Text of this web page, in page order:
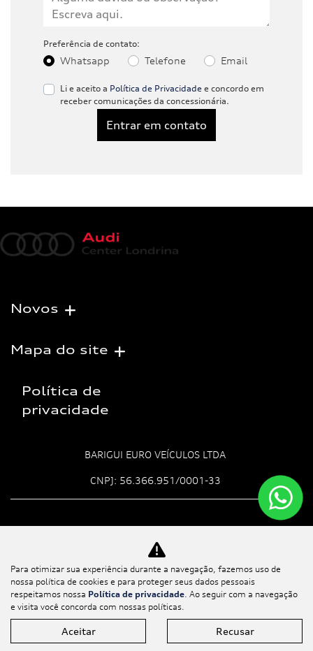
Preferência de contato:
Whatsapp Telefone Email
Li e aceito a Política de Privacidade e concordo em
receber comunicações da concessionária.
Entrar em contato
Novos
Mapa do site
Política de
privacidade
BARIGUI EURO VEÍCULOS LTDA
CNPJ: 56.366.951/0001-33
Desacelere. Seu bem maior é a
vida.
Desenvolvido pela DEALERSPACE ® Direitos Reservados.
Para otimizar sua experiência durante a navegação, fazemos uso de
nossa política de cookies e para proteger seus dados pessoais
respeitamos nossa Política de privacidade. Ao seguir com a navegação
e visita você concorda com nossas políticas.
Aceitar Recusar